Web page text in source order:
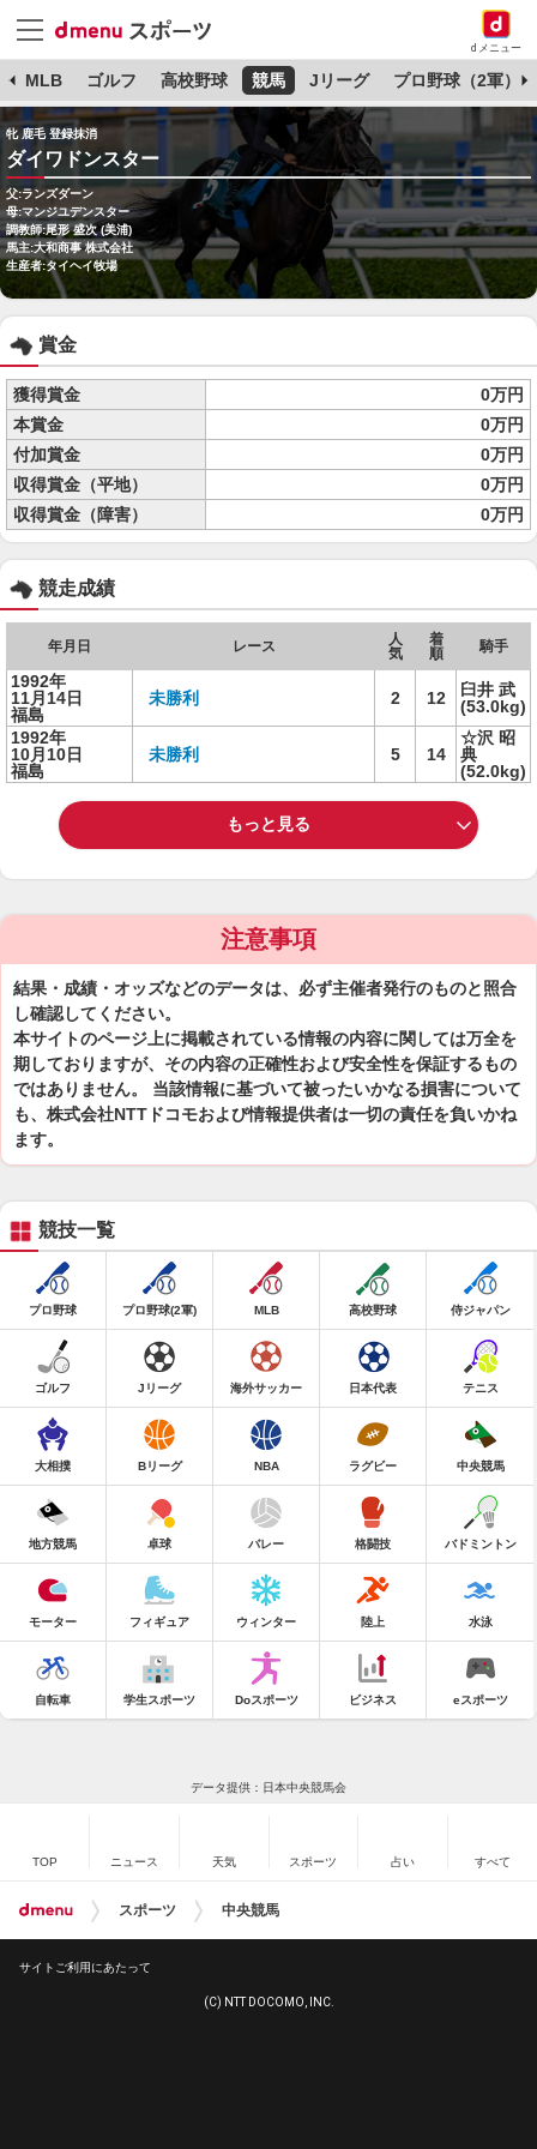
dメニュー
MLB ゴルフ 高校野球 競馬 Jリーグ プロ野球（2軍）
牝 鹿毛 登録抹消
ダイワドンスター
父:ランズダーン
母:マンジユデンスター
調教師:尾形 盛次 (美浦)
馬主:大和商事 株式会社
生産者:タイヘイ牧場
賞金
獲得賞金
0万円
本賞金
0万円
付加賞金
0万円
収得賞金（平地）
0万円
収得賞金（障害）
0万円
競走成績
年月日 レース
人
気
着
順
騎手
1992年
11月14日
福島
未勝利 2 12
臼井 武
(53.0kg)
1992年
10月10日
福島
未勝利 5 14
☆沢 昭
典
(52.0kg)
もっと見る
注意事項
結果・成績・オッズなどのデータは、必ず主催者発行のものと照合
し確認してください。
本サイトのページ上に掲載されている情報の内容に関しては万全を
期しておりますが、その内容の正確性および安全性を保証するもの
ではありません。 当該情報に基づいて被ったいかなる損害について
も、株式会社NTTドコモおよび情報提供者は一切の責任を負いかね
ます。
競技一覧
プロ野球 プロ野球(2軍) MLB 高校野球 侍ジャパン
ゴルフ Jリーグ 海外サッカー 日本代表 テニス
大相撲 Bリーグ NBA ラグビー 中央競馬
地方競馬 卓球 バレー 格闘技 バドミントン
モーター フィギュア ウィンター 陸上 水泳
自転車 学生スポーツ Doスポーツ ビジネス eスポーツ
データ提供：日本中央競馬会
TOP ニュース 天気 スポーツ 占い すべて
スポーツ 中央競馬
サイトご利用にあたって
(C) NTT DOCOMO, INC.